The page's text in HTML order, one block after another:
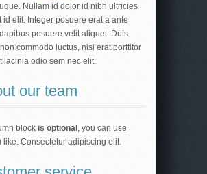
Nullam id dolor id nibh ultricies
id elit. Integer posuere erat a ante
posuere velit aliquet. Duis
commodo luctus, nisi erat porttitor
lacinia odio sem nec elit.
our team
block is optional , you can use
like. Consectetur adipiscing elit.